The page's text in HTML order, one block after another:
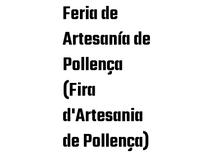
Feria de
Artesanía de
Pollença
(Fira
d'Artesania
de Pollença)